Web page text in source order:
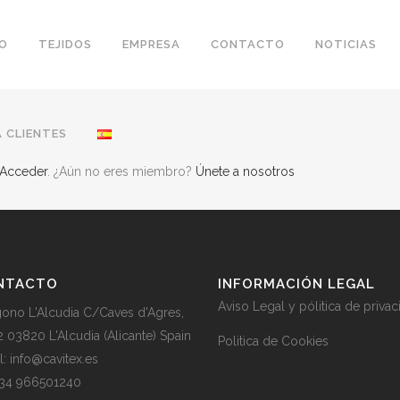
TEJIDOS EMPRESA CONTACTO NOTICIAS
CLIENTES
Acceder. ¿Aún no eres miembro? Únete a nosotros
L'Alcudia C/Caves d'Agres,
03820 L'Alcudia (Alicante) Spain
info@cavitex.es
966501240
INFORMACIÓN LEGAL
Aviso Legal y pólitica de
Politica de Cookies